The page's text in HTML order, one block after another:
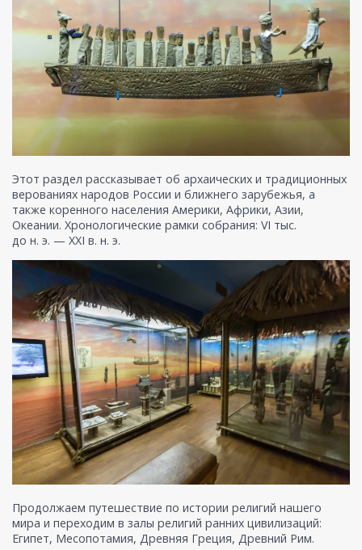
Этот раздел рассказывает об архаических и традиционных
верованиях народов России и ближнего зарубежья, а
также коренного населения Америки, Африки, Азии,
Океании. Хронологические рамки собрания: VI тыс.
до н. э. — XXI в. н. э.
Продолжаем путешествие по истории религий нашего
мира и переходим в залы религий ранних цивилизаций:
Египет, Месопотамия, Древняя Греция, Древний Рим.